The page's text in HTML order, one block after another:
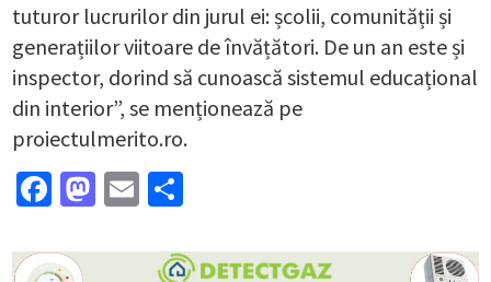
tuturor lucrurilor din jurul ei: școlii, comunității și
generațiilor viitoare de învățători. De un an este și
inspector, dorind să cunoască sistemul educațional
din interior”, se menționează pe
proiectulmerito.ro.
Facebook
Mastodon
Email